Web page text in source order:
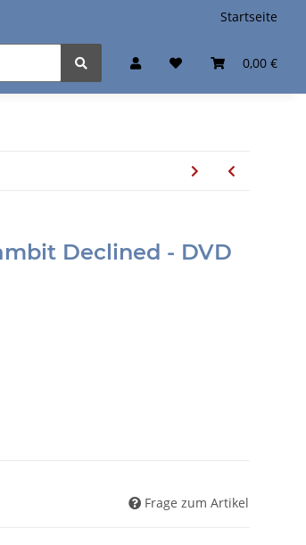
Startseite
0,00 €
Declined - DVD
Frage zum Artikel